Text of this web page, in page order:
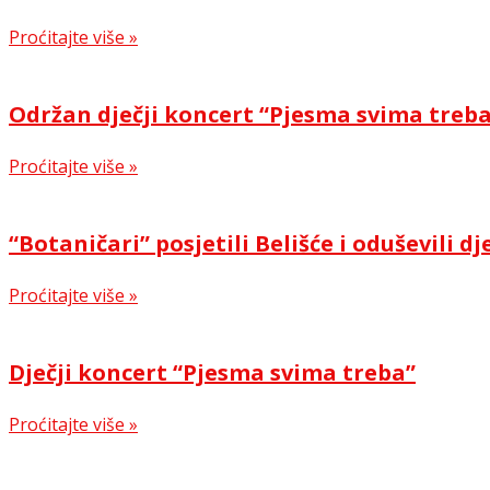
Proćitajte više »
Održan dječji koncert “Pjesma svima
Proćitajte više »
“Botaničari” posjetili Belišće i oduševili
Proćitajte više »
Dječji koncert “Pjesma svima treba”
Proćitajte više »